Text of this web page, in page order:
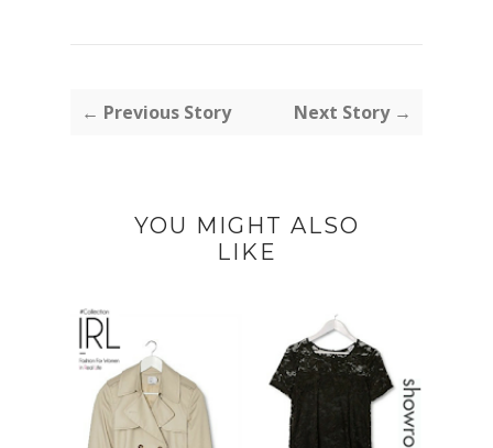
← Previous Story Next Story →
YOU MIGHT ALSO
LIKE